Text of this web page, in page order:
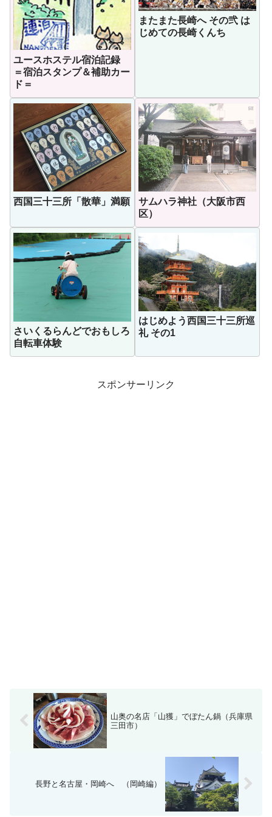
ユースホステル宿泊記録
＝宿泊スタンプ＆補助カー
ド＝
またまた長崎へ その弐 は
じめての長崎くんち
西国三十三所「散華」満願
サムハラ神社（大阪市西
区）
さいくるらんどでおもしろ
自転車体験
はじめよう西国三十三所巡
礼 その1
スポンサーリンク
山奥の名店「山獲」でぼたん鍋（兵庫県
三田市）
長野と名古屋・岡崎へ （岡崎編）